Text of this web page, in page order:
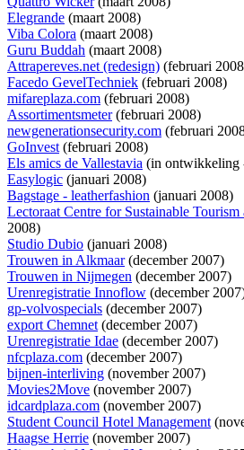
Elegrande (maart 2008)
Viba Colora (maart 2008)
Guru Buddah (maart 2008)
Attrapereves.net (redesign) (februari
Facedo GevelTechniek (februari 2008)
mifareplaza.com (februari 2008)
Assortimentsmeter(februari 2008)
newgenerationsecurity.com (februari
GoInvest(februari 2008)
Els amics de Vallestavia (in ontwikkeling
Easylogic (januari 2008)
Bagstage - leatherfashion (januari 2008)
Lectoraat Centre for Sustainable Tourism
2008)
Studio Dubio (januari 2008)
Trouwen in Alkmaar(december 2007)
Trouwen in Nijmegen (december 2007)
Urenregistratie Innoflow (december
gp-volvospecials (december 2007)
export Chemnet(december 2007)
Urenregistratie Idae (december 2007)
nfcplaza.com (december 2007)
bijnen-interliving (november 2007)
Movies2Move (november 2007)
idcardplaza.com (november 2007)
Student Council Hotel Management
Haagse Herrie (november 2007)